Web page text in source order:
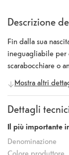
Descrizione
Fin dalla sua
ineguagliabile per
scarabocchiare o
intuitive e
notevole. Ora puoi
anche accoppiarlo
Esprimi te stesso.
attacca
piccolo suono
Mostra altri
Dettagli
Il più importante
Denominazione
Colore produttore